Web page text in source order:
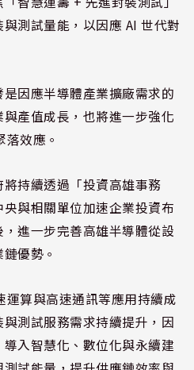
測試量能，以因應 AI 世代對
因應半導體產業擴廠需求的
產值成長，也將進一步強化
效應。
持續透過「投資高雄事務
與相關單位加速企業投資布
進一步完善高雄半導體從設
優勢。
運算與高速通訊等應用持續成
測試服務需求持續提升，因
入智慧化、數位化與永續建